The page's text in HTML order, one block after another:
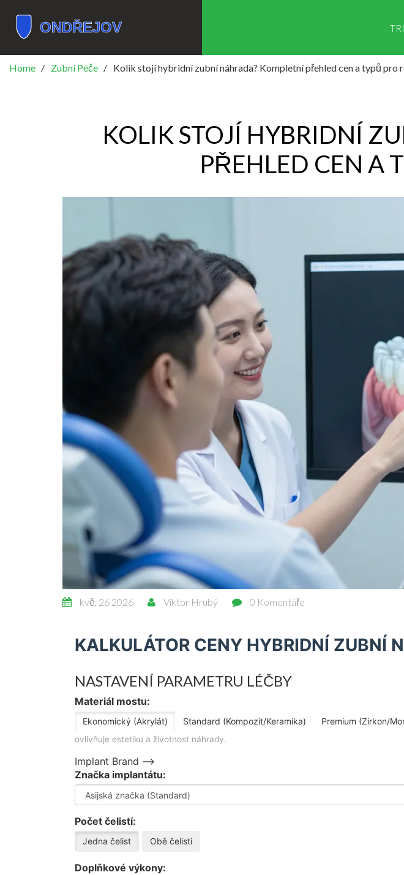
Home Zubní Péče Kolik stojí hybridní zubní náhrada? Kompletní přehled cen a typů pro
KOLIK STOJÍ HYBRIDNÍ
PŘEHLED CEN A
kvě, 26 2026 Viktor Hrubý 0 Komentáře
KALKULÁTOR CENY HYBRIDNÍ ZUBNÍ
NASTAVENÍ PARAMETRU LÉČBY
Materiál mostu:
Ekonomický (Akrylát) Standard (Kompozit/Keramika) Premium (Zirkon/
ovlivňuje estetiku a životnost náhrady.
Implant Brand -->
Značka implantátu:
Počet čelistí:
Jedna čelist Obě čelisti
Doplňkové výkony: